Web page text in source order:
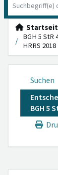
BGH 5 StR
HRRS 2018
Suchen
BGH 5